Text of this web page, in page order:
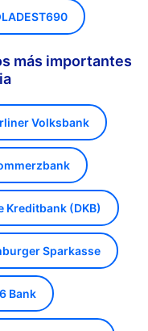
más importantes
Volksbank
Kreditbank (DKB)
Sparkasse
Bank